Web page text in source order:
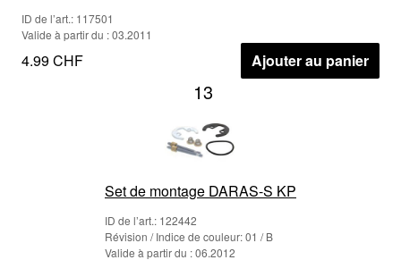
ID de l’art.: 117501
Valide à partir du : 03.2011
4.99 CHF Ajouter au panier
13
Set de montage DARAS-S KP
ID de l’art.: 122442
Révision / Indice de couleur: 01 / B
Valide à partir du : 06.2012